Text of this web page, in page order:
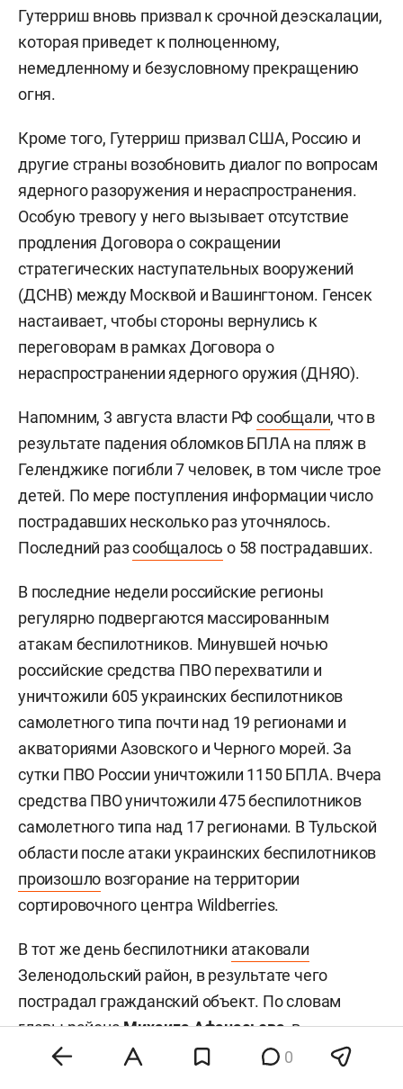
Гутерриш вновь призвал к срочной деэскалации,
которая приведет к полноценному,
немедленному и безусловному прекращению
огня.
Кроме того, Гутерриш призвал США, Россию и
другие страны возобновить диалог по вопросам
ядерного разоружения и нераспространения.
Особую тревогу у него вызывает отсутствие
продления Договора о сокращении
стратегических наступательных вооружений
(ДСНВ) между Москвой и Вашингтоном. Генсек
настаивает, чтобы стороны вернулись к
переговорам в рамках Договора о
нераспространении ядерного оружия (ДНЯО).
Напомним, 3 августа власти РФсообщали, что в
результате падения обломков БПЛА на пляж в
Геленджике погибли 7 человек, в том числе трое
детей. По мере поступления информации число
пострадавших несколько раз уточнялось.
Последний разсообщалось о 58 пострадавших.
В последние недели российские регионы
регулярно подвергаются массированным
атакам беспилотников. Минувшей ночью
российские средства ПВО перехватили и
уничтожили 605 украинских беспилотников
самолетного типа почти над 19 регионами и
акваториями Азовского и Черного морей. За
сутки ПВО России уничтожили 1150 БПЛА. Вчера
средства ПВО уничтожили 475 беспилотников
самолетного типа над 17 регионами. В Тульской
области после атаки украинских беспилотников
произошло возгорание на территории
сортировочного центра Wildberries.
В тот же день беспилотники атаковали
Зеленодольский район, в результате чего
пострадал гражданский объект. По словам
главы районаМихаила Афанасьева, в
результате падения обломков одного из БПЛА
0